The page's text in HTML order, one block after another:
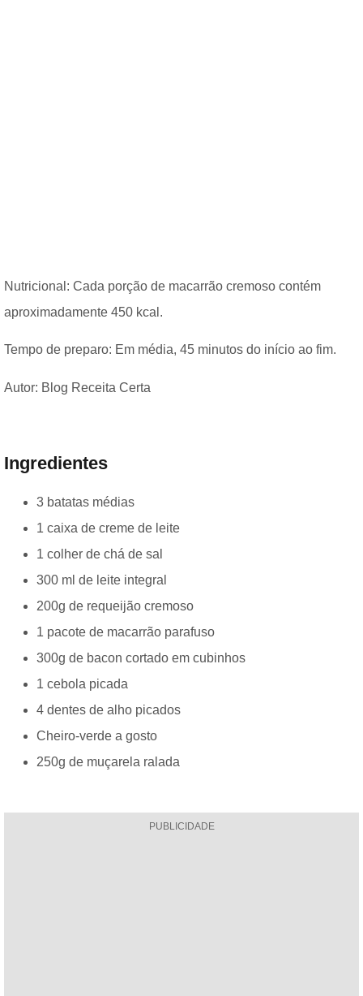
Nutricional: Cada porção de macarrão cremoso contém
aproximadamente 450 kcal.
Tempo de preparo: Em média, 45 minutos do início ao fim.
Autor: Blog Receita Certa
Ingredientes
3 batatas médias
1 caixa de creme de leite
1 colher de chá de sal
300 ml de leite integral
200g de requeijão cremoso
1 pacote de macarrão parafuso
300g de bacon cortado em cubinhos
1 cebola picada
4 dentes de alho picados
Cheiro-verde a gosto
250g de muçarela ralada
PUBLICIDADE